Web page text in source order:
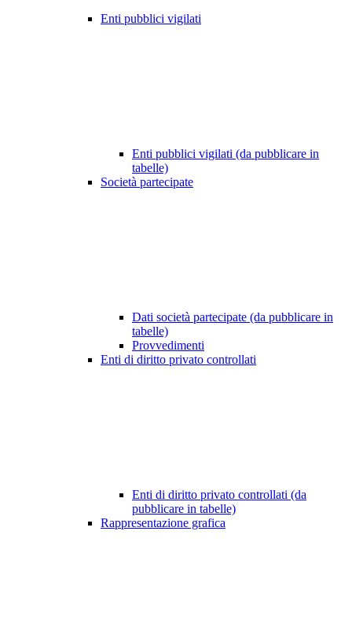
Enti pubblici vigilati
Enti pubblici vigilati (da pubblicare in
tabelle)
Società partecipate
Dati società partecipate (da pubblicare in
tabelle)
Provvedimenti
Enti di diritto privato controllati
Enti di diritto privato controllati (da
pubblicare in tabelle)
Rappresentazione grafica